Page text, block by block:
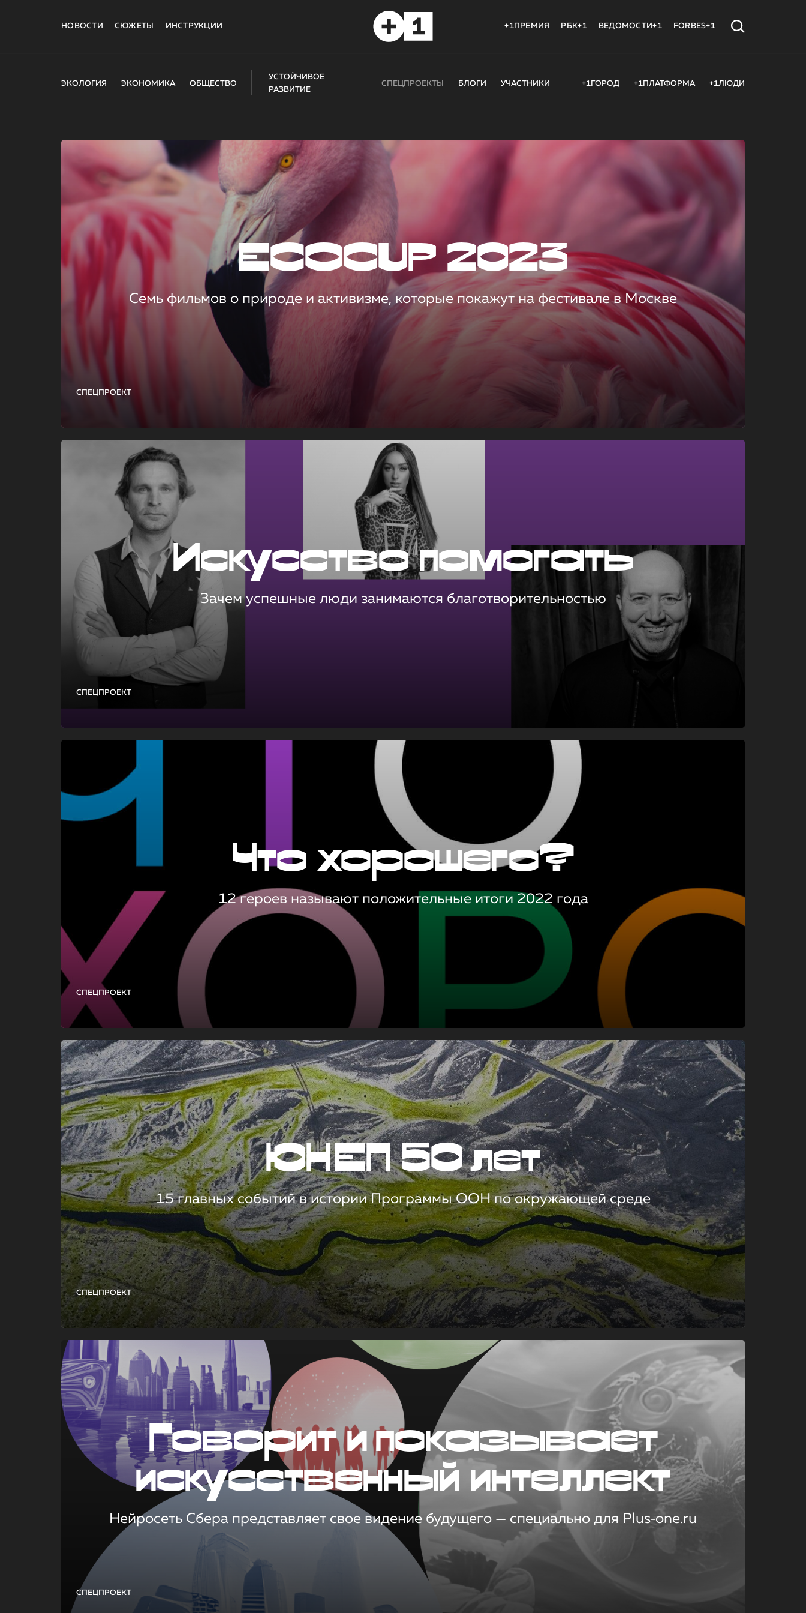
НОВОСТИ СЮЖЕТЫ ИНСТРУКЦИИ +1ПРЕМИЯ РБК+1 ВЕДОМОСТИ+1 FORBES+1
ЭКОЛОГИЯ ЭКОНОМИКА ОБЩЕСТВО
УСТОЙЧИВОЕ
РАЗВИТИЕ
СПЕЦПРОЕКТЫ БЛОГИ УЧАСТНИКИ +1ГОРОД +1ПЛАТФОРМА +1ЛЮДИ
СПЕЦПРОЕКТ
ECOCUP 2023
Семь фильмов о природе и активизме, которые покажут на фестивале в Москве
СПЕЦПРОЕКТ
Искусство помогать
Зачем успешные люди занимаются благотворительностью
СПЕЦПРОЕКТ
Что хорошего?
12 героев называют положительные итоги 2022 года
СПЕЦПРОЕКТ
ЮНЕП 50 лет
15 главных событий в истории Программы ООН по окружающей среде
СПЕЦПРОЕКТ
Говорит и показывает
искусственный интеллект
Нейросеть Сбера представляет свое видение будущего — специально для Plus‑one.ru